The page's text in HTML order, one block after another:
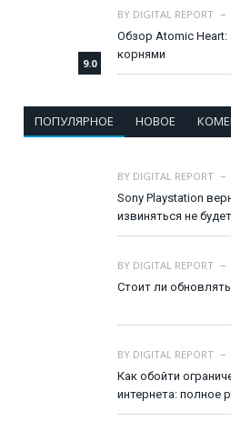
9.0
BY DIGITAL REPORT
Обзор Atomic
корнями
ПОПУЛЯРНОЕ НОВОЕ
BY DIGITAL REPORT
Sony Playstation
извиняться не будет
BY DIGITAL REPORT
Стоит ли
BY DIGITAL REPORT
Как обойти
интернета: полное